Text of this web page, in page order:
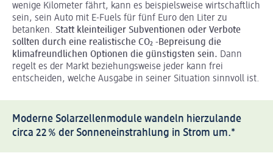
wenige Kilometer fährt, kann es beispielsweise wirtschaftlich
sein, sein Auto mit E-Fuels für fünf Euro den Liter zu
betanken. Statt kleinteiliger Subventionen oder Verbote
sollten durch eine realistische CO₂ -Bepreisung die
klimafreundlichen Optionen die günstigsten sein. Dann
regelt es der Markt beziehungsweise jeder kann frei
entscheiden, welche Ausgabe in seiner Situation sinnvoll ist.
Moderne Solarzellenmodule wandeln hierzulande
circa 22 % der Sonneneinstrahlung in Strom um.*